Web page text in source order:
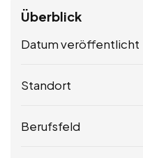
Überblick
Datum veröffentlicht
Standort
Berufsfeld